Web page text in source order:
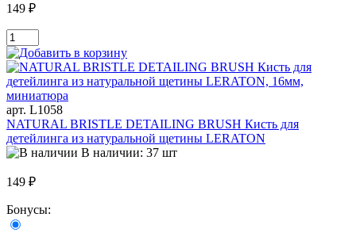
149 ₽
арт. L1058
NATURAL BRISTLE DETAILING BRUSH Кисть для
детейлинга из натуральной щетины LERATON
В наличии: 37 шт
149 ₽
Бонусы: